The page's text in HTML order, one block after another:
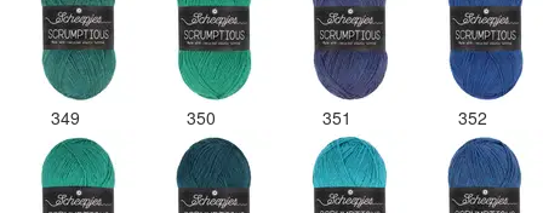
349 350 351 352